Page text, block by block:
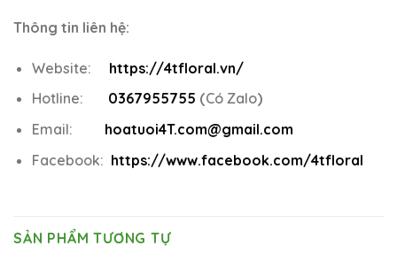
Thông tin liên hệ:
Website:
https://4tfloral.vn/
Hotline:
0367955755 (Có Zalo)
Email:
hoatuoi4T.com@gmail.com
Facebook: https://www.facebook.com/4tfloral
SẢN PHẨM TƯƠNG TỰ